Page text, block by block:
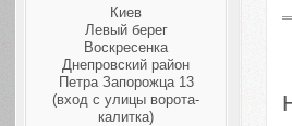
Киев
Левый берег
Воскресенка
Днепровский район
Петра Запорожца 13
(вход с улицы ворота-
калитка)